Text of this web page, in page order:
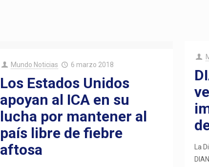
Mundo Noticias 6 marzo 2018
Los Estados Unidos
apoyan al ICA en su
lucha por mantener al
país libre de fiebre
aftosa
La